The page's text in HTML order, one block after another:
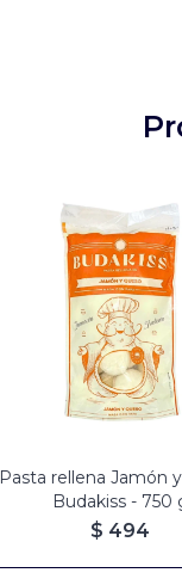
Budakiss rellenos
Jamón y Queso.
Masa con Papa.
Pasta rellena Jamón
Budakiss - 750
$ 494